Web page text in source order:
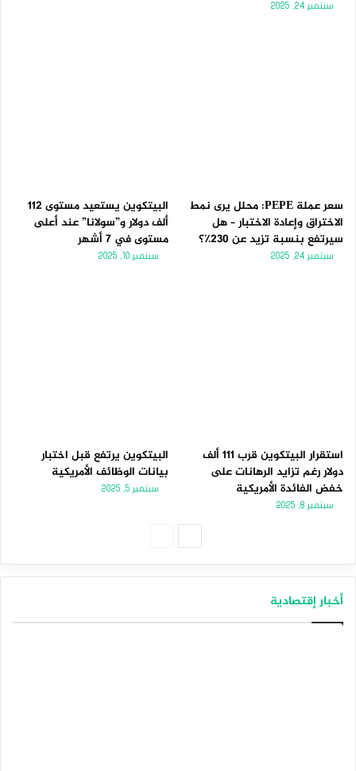
سبتمبر 24, 2025
سعر عملة PEPE: محلل يرى نمط
الاختراق وإعادة الاختبار – هل
سيرتفع بنسبة تزيد عن 230٪؟
سبتمبر 24, 2025
البيتكوين يستعيد مستوى 112
ألف دولار و”سولانا” عند أعلى
مستوى في 7 أشهر
سبتمبر 10, 2025
استقرار البيتكوين قرب 111 ألف
دولار رغم تزايد الرهانات على
خفض الفائدة الأمريكية
سبتمبر 8, 2025
البيتكوين يرتفع قبل اختبار
بيانات الوظائف الأمريكية
سبتمبر 5, 2025
أخبار إقتصادية